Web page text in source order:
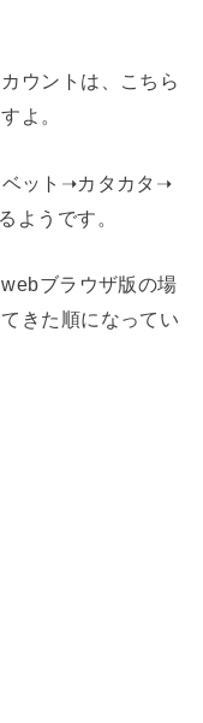
ウントは、こちら
よ。
ベット➝カタカタ➝
ようです。
ブラウザ版の場
きた順になってい